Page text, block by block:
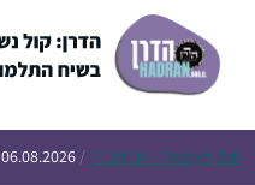
Today’s Daf – זבחים נ״ו /
06.08.2026